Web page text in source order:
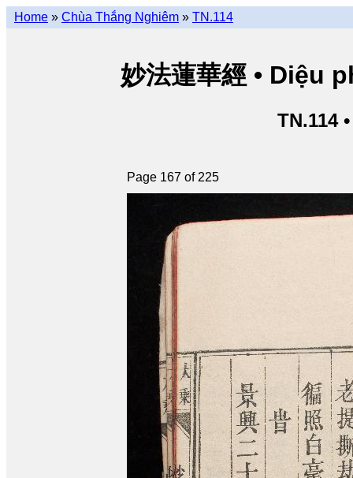
Home » Chùa Thắng Nghiêm » TN.114
妙法蓮華經 • Diệu
TN.114
Page 167 of 225